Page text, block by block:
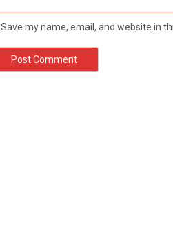
Save my name, email, and website in